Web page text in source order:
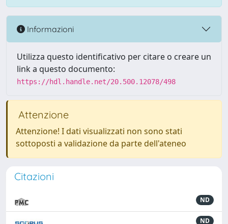
Informazioni
Utilizza questo identificativo per citare o creare un
link a questo documento:
https://hdl.handle.net/20.500.12078/498
Attenzione
Attenzione! I dati visualizzati non sono stati
sottoposti a validazione da parte dell'ateneo
Citazioni
ND
ND